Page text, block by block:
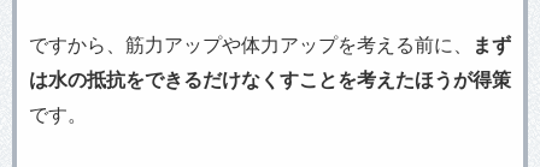
ですから、筋力アップや体力アップを考える前に、
まず
は水の抵抗をできるだけなくすことを考えたほうが得策
です。